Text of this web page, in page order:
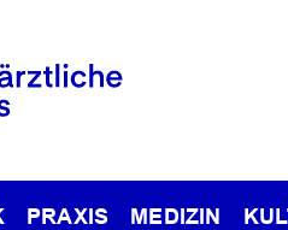
PRAXIS MEDIZIN